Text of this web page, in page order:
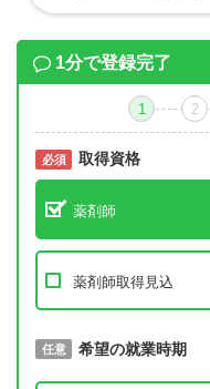
1分で登録完了
1 2
必須 取得資格
薬剤師
薬剤師取得見込
必須 取得予定年
任意 希望の就業時期